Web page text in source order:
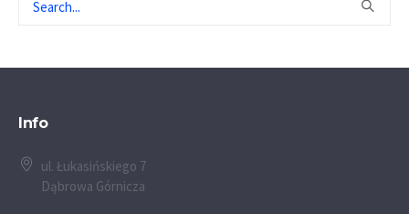
Info
ul. Łukasińskiego 7
Dąbrowa Górnicza